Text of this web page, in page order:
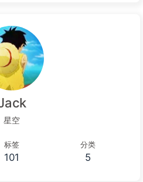
星空
标签
101
分类
5